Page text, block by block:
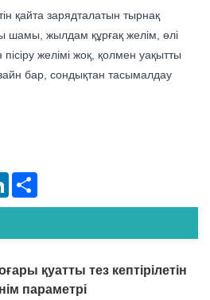
қайта зарядталатын тырнақ
шамы, жылдам құрғақ желім, өлі
желімі жоқ, қолмен уақытты
бар, сондықтан тасымалдау
LinkedIn
қуатты тез кептірілетін
параметрі